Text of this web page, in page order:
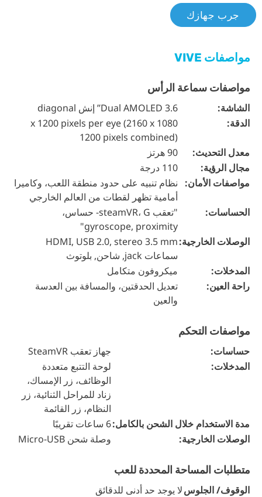
جرب جهازك
مواصفات VIVE
مواصفات سماعة الرأس
الشاشة:
Dual AMOLED 3.6’’ إنش diagonal
الدقة:
1080 x 1200 pixels per eye (2160 x
1200 pixels combined)
معدل التحديث:
90 هرتز
مجال الرؤية:
110 درجة
مواصفات الأمان:
نظام تنبيه على حدود منطقة اللعب، وكاميرا
أمامية تظهر لقطات من العالم الخارجي
الحساسات:
"تعقب steamVR، G- حساس،
gyroscope, proximity"
الوصلات الخارجية:HDMI, USB 2.0, stereo 3.5 mm
سماعات jack, شاحن, بلوتوث
المدخلات:
ميكروفون متكامل
راحة العين:
تعديل الحدقتين، والمسافة بين العدسة
والعين
مواصفات التحكم
حساسات:
جهاز تعقب SteamVR
المدخلات:
لوحة التتبع متعددة
الوظائف، زر الإمساك،
زناد للمراحل الثنائية، زر
النظام، زر القائمة
مدة الاستخدام خلال الشحن بالكامل:6 ساعات تقريبًا
الوصلات الخارجية:
وصلة شحن Micro-USB
متطلبات المساحة المحددة للعب
الوقوف/ الجلوسلا يوجد حد أدنى للدقائق